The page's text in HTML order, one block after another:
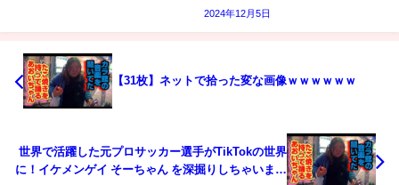
2024年12月5日
【31枚】ネットで拾った変な画像ｗｗｗｗｗｗ
世界で活躍した元プロサッカー選手がTikTokの世界
に！イケメンゲイ そーちゃん を深掘りしちゃいます